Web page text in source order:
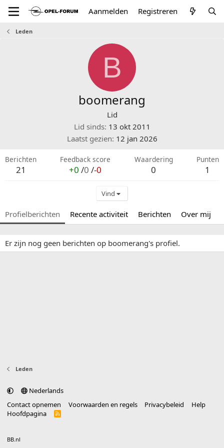
Aanmelden Registreren
Leden
B
boomerang
Lid
Lid sinds 13 okt 2011
Laatst gezien 12 jan 2026
Berichten
21
Feedback score
+0 /0 /-0
Waardering
0
Punten
1
Vind
Profielberichten Recente activiteit Berichten Over mij
Er zijn nog geen berichten op boomerang's profiel.
Leden
Nederlands
Contact opnemen
Voorwaarden en regels Privacybeleid
Help
Hoofdpagina
R
BB.nl